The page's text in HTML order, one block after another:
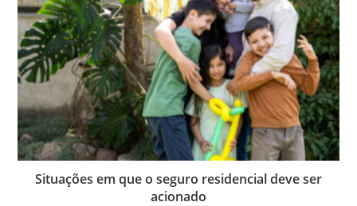
Situações em que o seguro residencial deve ser
acionado